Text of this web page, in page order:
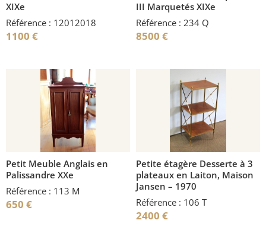
XIXe
Référence : 12012018
1100 €
III Marquetés XIXe
Référence : 234 Q
8500 €
Petit Meuble Anglais en
Palissandre XXe
Référence : 113 M
650 €
Petite étagère Desserte à 3
plateaux en Laiton, Maison
Jansen – 1970
Référence : 106 T
2400 €